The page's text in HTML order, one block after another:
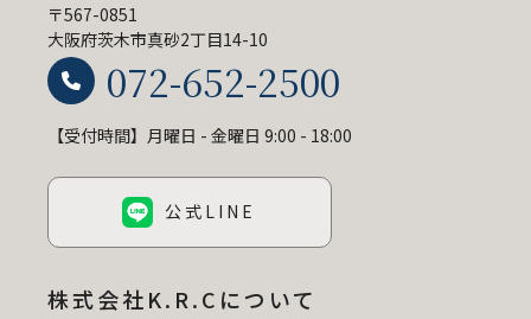
〒567-0851
大阪府茨木市真砂2丁目14-10
072-652-2500
【受付時間】月曜日 - 金曜日 9:00 - 18:00
公式LINE
株式会社K.R.C について